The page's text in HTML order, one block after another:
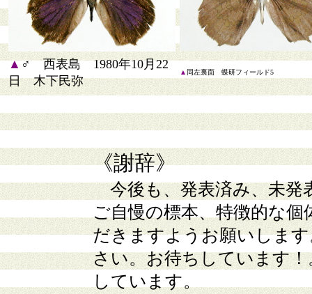
▲♂ 西表島 1980年10月22
日 木下民弥
▲ 同左裏面 蝶研フィールド5
《謝辞》
今後も、発表済み、未発
ご自慢の標本、特徴的な
だきますようお願いしま
さい。お待ちしています
しています。